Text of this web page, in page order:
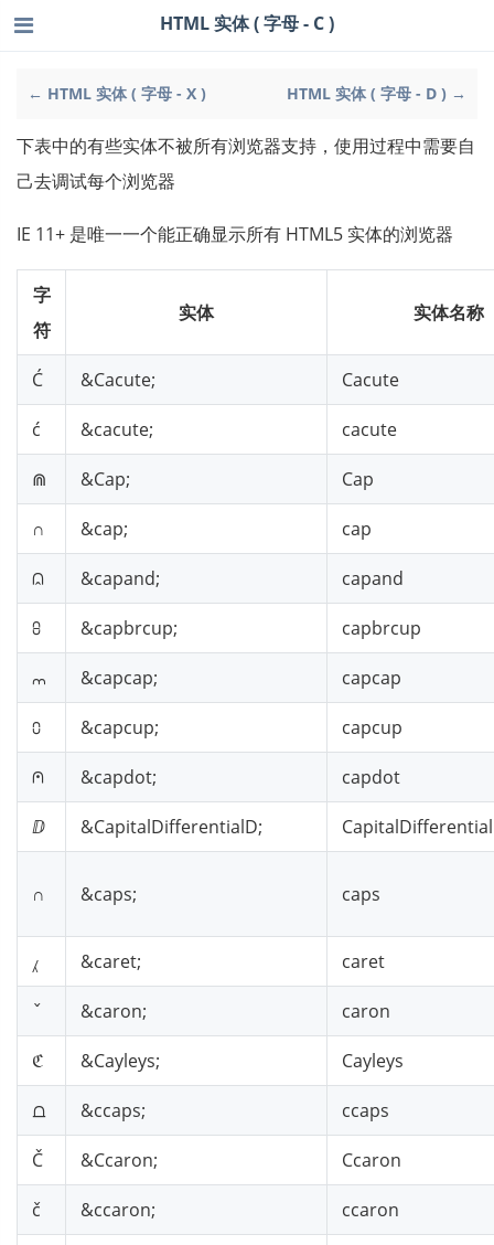
← HTML 实体 ( 字母 - X ) HTML 实体 ( 字母 - D ) →
HTML 实体 ( 字母 - C )
下表中的有些实体不被所有浏览器支持，使用过程中需要自
己去调试每个浏览器
IE 11+ 是唯一一个能正确显示所有 HTML5 实体的浏览器
字
符
实体 实体名称
Ć &Cacute; Cacute
ć &cacute; cacute
⋒ &Cap; Cap
∩ &cap; cap
⩄ &capand; capand
⩉ &capbrcup; capbrcup
⩋ &capcap; capcap
⩇ &capcup; capcup
⩀ &capdot; capdot
ⅅ &CapitalDifferentialD;
∩︀ &caps; caps
⁁ &caret; caret
ˇ &caron; caron
ℭ &Cayleys; Cayleys
⩍ &ccaps; ccaps
Č &Ccaron; Ccaron
č &ccaron; ccaron